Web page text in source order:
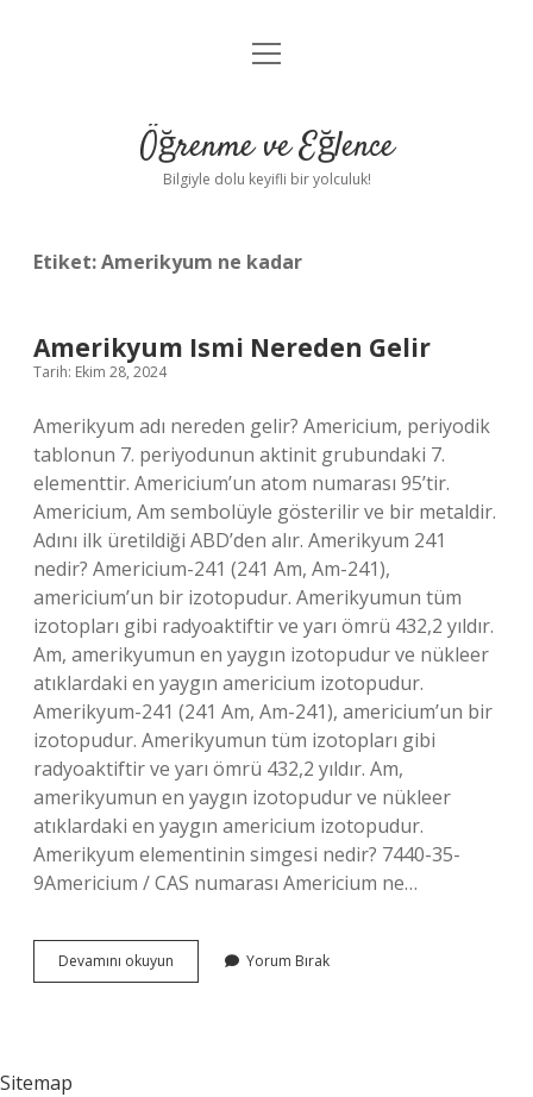
Anasayfa
Yasal Uyarı
menüyü
Öğrenme ve Eğlence
Bilgiyle dolu keyifli bir yolculuk!
Etiket:Amerikyum ne kadar
Amerikyum Ismi Nereden Gelir
Tarih: Ekim 28, 2024
Amerikyum adı nereden gelir? Americium, periyodik
tablonun 7. periyodunun aktinit grubundaki 7.
elementtir. Americium’un atom numarası 95’tir.
Americium, Am sembolüyle gösterilir ve bir metaldir.
Adını ilk üretildiği ABD’den alır. Amerikyum 241
nedir? Americium-241 (241 Am, Am-241),
americium’un bir izotopudur. Amerikyumun tüm
izotopları gibi radyoaktiftir ve yarı ömrü 432,2 yıldır.
Am, amerikyumun en yaygın izotopudur ve nükleer
atıklardaki en yaygın americium izotopudur.
Amerikyum-241 (241 Am, Am-241), americium’un bir
izotopudur. Amerikyumun tüm izotopları gibi
radyoaktiftir ve yarı ömrü 432,2 yıldır. Am,
amerikyumun en yaygın izotopudur ve nükleer
atıklardaki en yaygın americium izotopudur.
Amerikyum elementinin simgesi nedir? 7440-35-
9Americium / CAS numarası Americium ne…
Devamını okuyun Amerikyum
Ismi
Yorum Bırak
Sitemap